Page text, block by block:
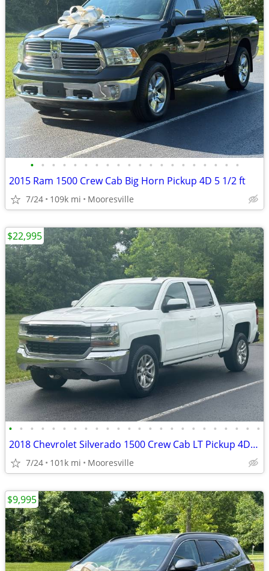
• • • • • • • • • • • • • • • • • • • •
2015 Ram 1500 Crew Cab Big Horn Pickup 4D 5 1/2 ft
7/24 109k mi Mooresville
• • • • • • • • • • • • • • • • • • • • • • • •
2018 Chevrolet Silverado 1500 Crew Cab LT Pickup 4D 5 3/4 ft
7/24 101k mi Mooresville
$22,995
$9,995